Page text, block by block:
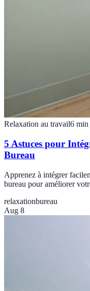
Relaxation au travail6 min
5 Astuces pour
Bureau
Apprenez à intégrer
bureau pour améliorer
relaxationbureau
Aug 8